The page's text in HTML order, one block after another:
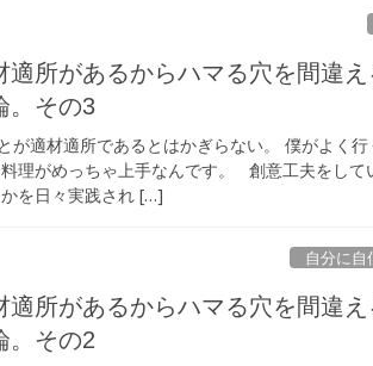
適所があるからハマる穴を間違
。その3
が適材適所であるとはかぎらない。 僕がよく行
理がめっちゃ上手なんです。 創意工夫をして
を日々実践され […]
自分に自
適所があるからハマる穴を間違
。その2